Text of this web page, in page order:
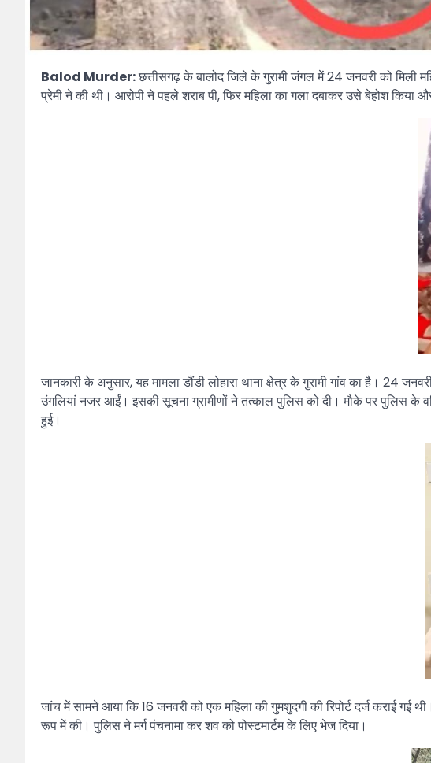
Balod Murder:छत्तीसगढ़ के बालोद जिले के गुरामी जंगल में 24 जनवरी को मिली
प्रेमी ने की थी। आरोपी ने पहले शराब पी, फिर महिला का गला दबाकर उसे बेहोश किया
जानकारी के अनुसार, यह मामला डौंडी लोहारा थाना क्षेत्र के गुरामी गांव का है। 24
उंगलियां नजर आईं। इसकी सूचना ग्रामीणों ने तत्काल पुलिस को दी। मौके पर पुलिस के
हुई।
जांच में सामने आया कि 16 जनवरी को एक महिला की गुमशुदगी की रिपोर्ट दर्ज कराई
रूप में की। पुलिस ने मर्ग पंचनामा कर शव को पोस्टमार्टम के लिए भेज दिया।